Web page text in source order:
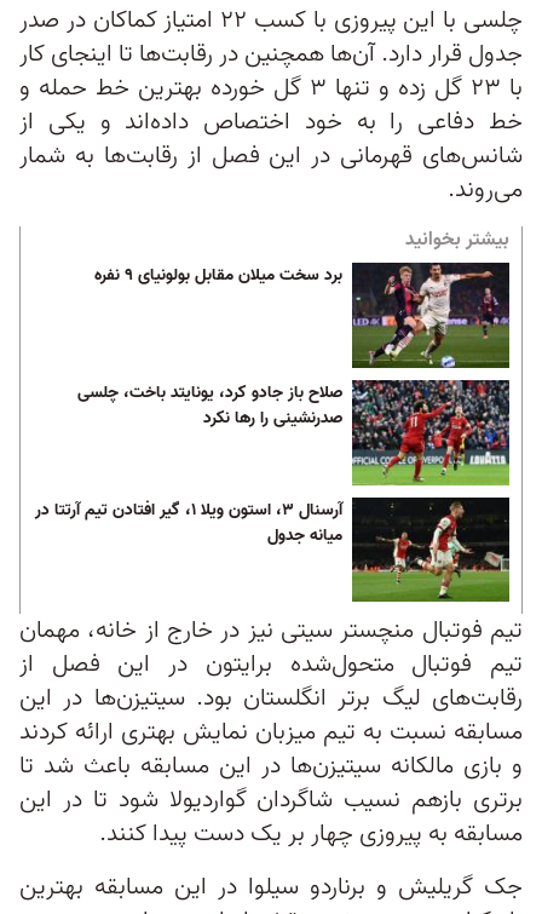
چلسی با این پیروزی با کسب ۲۲ امتیاز کماکان در صدر
جدول قرار دارد. آن‌ها همچنین در رقابت‌ها تا اینجای کار
با ۲۳ گل زده و تنها ۳ گل خورده بهترین خط حمله و
خط دفاعی را به خود اختصاص داده‌اند و یکی از
شانس‌های قهرمانی در این فصل از رقابت‌ها به شمار
می‌روند.
بیشتر بخوانید
برد سخت میلان مقابل بولونیای ۹ نفره
صلاح باز جادو کرد، یونایتد باخت، چلسی
صدرنشینی را رها نکرد
آرسنال ۳، استون ویلا ۱، گیر افتادن تیم آرتتا در
میانه جدول
تیم فوتبال منچستر سیتی نیز در خارج از خانه، مهمان
تیم فوتبال متحول‌شده برایتون در این فصل از
رقابت‌های لیگ برتر انگلستان بود. سیتیزن‌ها در این
مسابقه نسبت به تیم میزبان نمایش بهتری ارائه کردند
و بازی مالکانه سیتیزن‌ها در این مسابقه باعث شد تا
برتری بازهم نسیب شاگردان گواردیولا شود تا در این
مسابقه به پیروزی چهار بر یک دست پیدا کنند.
جک گریلیش و برناردو سیلوا در این مسابقه بهترین